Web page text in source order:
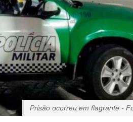
Prisão ocorreu em flagrante -